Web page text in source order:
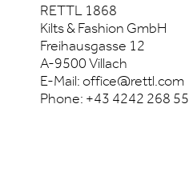
RETTL 1868
Kilts & Fashion GmbH
Freihausgasse 12
A-9500 Villach
E-Mail:office@rettl.com
Phone: +43 4242 268 55